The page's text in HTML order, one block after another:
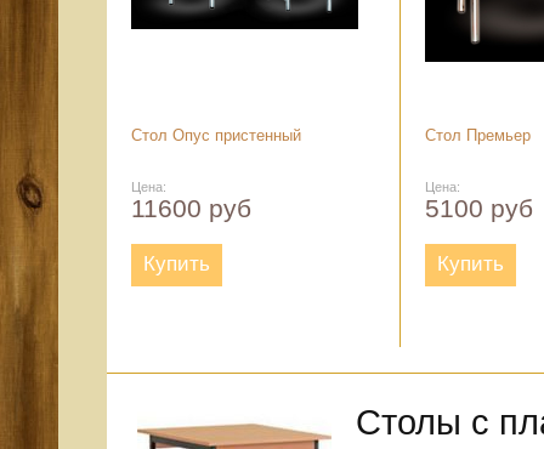
Стол Опус пристенный
Цена:
11600 руб
Купить
Стол Премьер
Цена:
5100 руб
Купить
Столы с